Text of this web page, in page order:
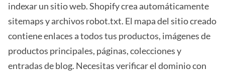
indexar un sitio web. Shopify crea automáticamente
sitemaps y archivos robot.txt. El mapa del sitio creado
contiene enlaces a todos tus productos, imágenes de
productos principales, páginas, colecciones y
entradas de blog. Necesitas verificar el dominio con